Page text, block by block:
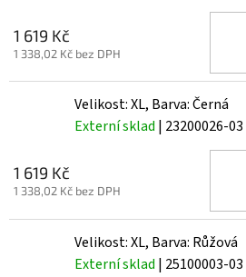
1 619 Kč
1 338,02 Kč bez DPH
Velikost: XL, Barva: Černá
Externí sklad | 23200026-03
1 619 Kč
1 338,02 Kč bez DPH
Velikost: XL, Barva: Růžová
Externí sklad | 25100003-03